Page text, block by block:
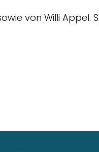
von Willi Appel.